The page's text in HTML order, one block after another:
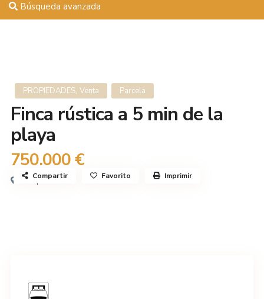
Búsqueda avanzada
PROPIEDADES,Venta Parcela
Finca rústica a 5 min de la
playa
750.000 €
Estepona
Compartir Favorito Imprimir